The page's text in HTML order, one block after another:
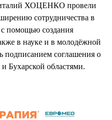
ХОЦЕНКО провели
сотрудничества в
помощью создания
в науке и в молодёжной
подписанием соглашения о
Бухарской областями.